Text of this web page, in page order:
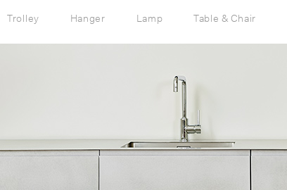
Trolley Hanger Lamp Table & Chair